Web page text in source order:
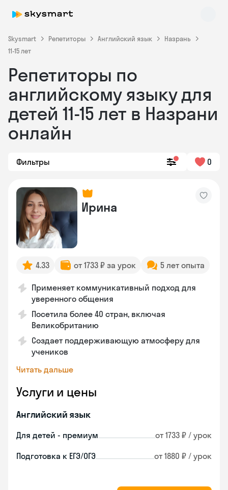
Skysmart Репетиторы Английский язык
Назрань
11-15 лет
Репетиторы по
английскому языку для
детей 11-15 лет в Назрани
онлайн
Фильтры 0
Ирина
4.33 от 1733 ₽ за урок 5 лет опыта
Применяет коммуникативный подход для
уверенного общения
Посетила более 40 стран, включая
Великобританию
Создает поддерживающую атмосферу для
учеников
Читать дальше
Услуги и цены
Английский язык
Для детей - премиум от 1733 ₽ / урок
Подготовка к ЕГЭ/ОГЭ от 1880 ₽ / урок
Skysmart Chat